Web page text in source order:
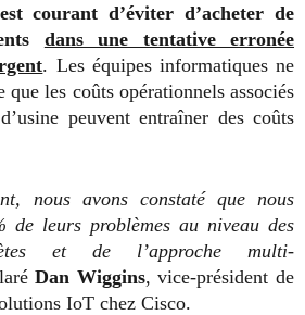
courant d’éviter d’acheter de
dans une tentative erronée
. Les équipes informatiques ne
que les coûts opérationnels associés
peuvent entraîner des coûts
nous avons constaté que nous
de leurs problèmes au niveau des
et de l’approche multi-
Dan Wiggins, vice-président de
IoT chez Cisco.